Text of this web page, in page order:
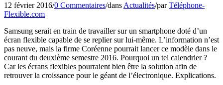
12 février 2016/0 Commentaires/dans Actualités/parTéléphone-
Flexible.com
Samsung serait en train de travailler sur un smartphone doté d’un
écran flexible capable de se replier sur lui-même. L’information n’est
pas neuve, mais la firme Coréenne pourrait lancer ce modèle dans le
courant du deuxième semestre 2016. Pourquoi un tel calendrier ?
Car les écrans flexibles pourraient bien être la solution afin de
retrouver la croissance pour le géant de l’électronique. Explications.